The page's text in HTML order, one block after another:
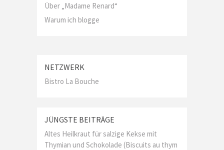
Über „Madame Renard“
Warum ich blogge
NETZWERK
Bistro La Bouche
JÜNGSTE BEITRÄGE
Altes Heilkraut für salzige Kekse mit
Thymian und Schokolade (Biscuits au thym